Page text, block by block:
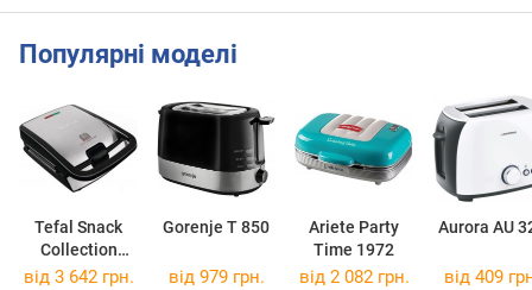
Популярні моделі
Tefal Snack
Collection
SW852D12
Gorenje T 850
Ariete Party
Time 1972
Aurora AU
від 3 642 грн. від 979 грн. від 2 082 грн. від 409